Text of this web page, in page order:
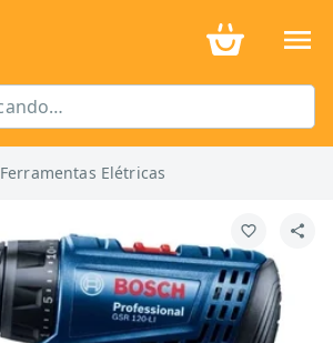
Ferramentas Elétricas